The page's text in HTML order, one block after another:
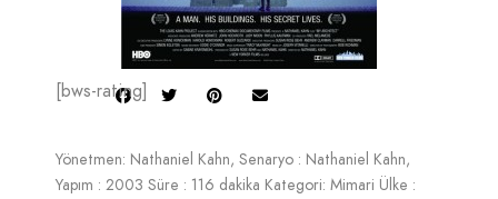
[bws-rating]
Yönetmen: Nathaniel Kahn, Senaryo : Nathaniel Kahn,
Yapım : 2003 Süre : 116 dakika Kategori: Mimari Ülke :